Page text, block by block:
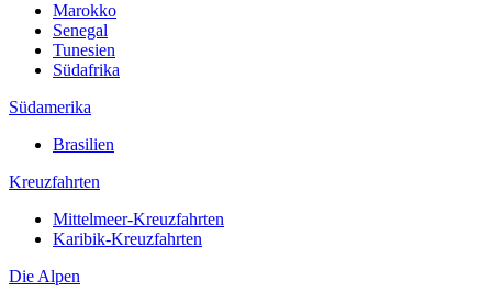
Marokko
Senegal
Tunesien
Südafrika
Südamerika
Brasilien
Kreuzfahrten
Mittelmeer-Kreuzfahrten
Karibik-Kreuzfahrten
Die Alpen